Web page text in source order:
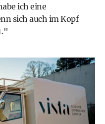
ich eine
sich auch im Kopf